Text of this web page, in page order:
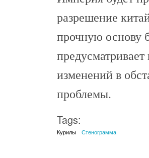
разрешение
прочную основу
изменений в
проблемы.
Tags:
Курилы Стенограмма